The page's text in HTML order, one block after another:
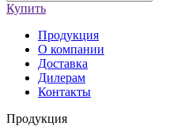
Купить
Продукция
О компании
Доставка
Дилерам
Контакты
Продукция